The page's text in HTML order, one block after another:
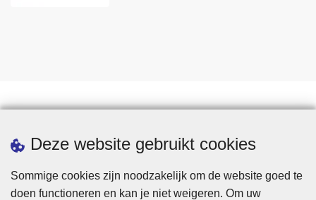
Deze website gebruikt cookies
Sommige cookies zijn noodzakelijk om de website goed te
doen functioneren en kan je niet weigeren. Om uw